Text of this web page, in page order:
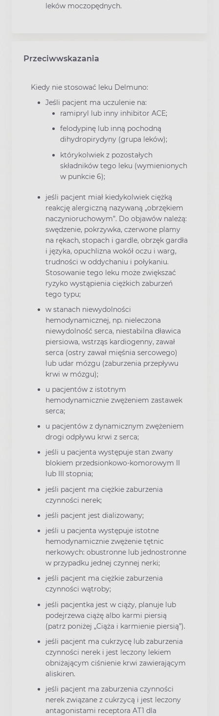
leków moczopędnych.
Przeciwwskazania
Kiedy nie stosować leku Delmuno:
Jeśli pacjent ma uczulenie na:
ramipryl lub inny inhibitor ACE;
felodypinę lub inną pochodną
dihydropirydyny (grupa leków);
którykolwiek z pozostałych
składników tego leku (wymienionych
w punkcie 6);
jeśli pacjent miał kiedykolwiek ciężką
reakcję alergiczną nazywaną „obrzękiem
naczynioruchowym”. Do objawów należą:
swędzenie, pokrzywka, czerwone plamy
na rękach, stopach i gardle, obrzęk gardła
i języka, opuchlizna wokół oczu i warg,
trudności w oddychaniu i połykaniu.
Stosowanie tego leku może zwiększać
ryzyko wystąpienia ciężkich zaburzeń
tego typu;
w stanach niewydolności
hemodynamicznej, np. nieleczona
niewydolność serca, niestabilna dławica
piersiowa, wstrząs kardiogenny, zawał
serca (ostry zawał mięśnia sercowego)
lub udar mózgu (zaburzenia przepływu
krwi w mózgu);
u pacjentów z istotnym
hemodynamicznie zwężeniem zastawek
serca;
u pacjentów z dynamicznym zwężeniem
drogi odpływu krwi z serca;
jeśli u pacjenta występuje stan zwany
blokiem przedsionkowo-komorowym II
lub III stopnia;
jeśli pacjent ma ciężkie zaburzenia
czynności nerek;
jeśli pacjent jest dializowany;
jeśli u pacjenta występuje istotne
hemodynamicznie zwężenie tętnic
nerkowych: obustronne lub jednostronne
w przypadku jednej czynnej nerki;
jeśli pacjent ma ciężkie zaburzenia
czynności wątroby;
jeśli pacjentka jest w ciąży, planuje lub
podejrzewa ciążę albo karmi piersią
(patrz poniżej „Ciąża i karmienie piersią”).
jeśli pacjent ma cukrzycę lub zaburzenia
czynności nerek i jest leczony lekiem
obniżającym ciśnienie krwi zawierającym
aliskiren.
jeśli pacjent ma zaburzenia czynności
nerek związane z cukrzycą i jest leczony
antagonistami receptora AT1 dla